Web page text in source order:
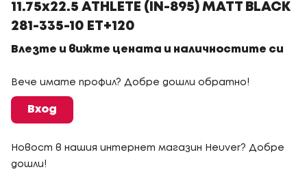
11.75x22.5 ATHLETE (IN-895) MATT BLACK
281-335-10 ET+120
Влезте и вижте цената и наличностите си
Вече имате профил? Добре дошли обратно!
Вход
Новост в нашия интернет магазин Heuver? Добре
дошли!